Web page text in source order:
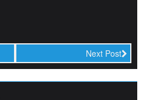
Next Post